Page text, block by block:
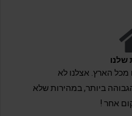
שלנו
מכל הארץ. אצלנו לא
ביותר, במהירות שלא
אחר !